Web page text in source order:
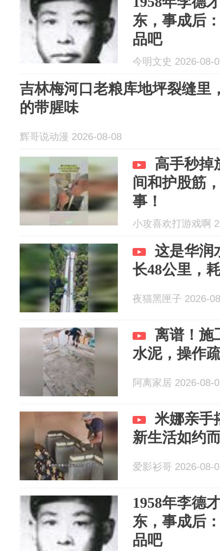
东，事成后
品吧
今明文史 2026-08-
吉林梅河口老粮库地坪裂缝里
的带腥味
辉哥说动漫 2026-08-08
高手秒掉
间和护股筋
事！
小攻喜欢打游戏啊
这是华润
长48公里，
夜猫黑匣子 2026-
离谱！施
水泥，操作
阿离家居 2026-08-
米娜亲手
新生活如约
爱影衫哥 2026-08-
1958年李德
东，事成后
品吧